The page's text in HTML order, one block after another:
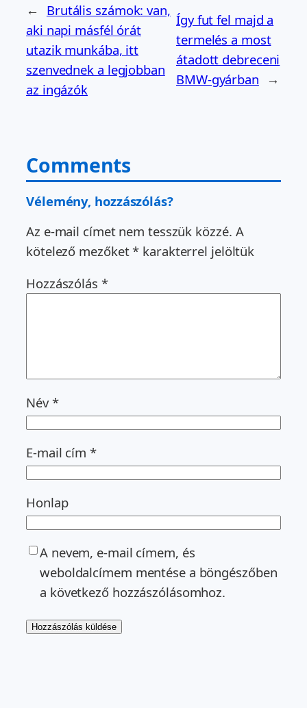
← Brutális számok: van,
aki napi másfél órát
utazik munkába, itt
szenvednek a legjobban
az ingázók
Így fut fel majd a
termelés a most
átadott debreceni
BMW-gyárban →
Comments
Vélemény, hozzászólás?
Az e-mail címet nem tesszük közzé. A
kötelező mezőket* karakterrel jelöltük
Hozzászólás *
Név*
E-mail cím *
Honlap
A nevem, e-mail címem, és
weboldalcímem mentése a böngészőben
a következő hozzászólásomhoz.